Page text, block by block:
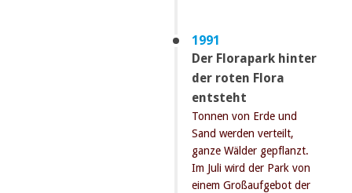
1991
Der Florapark hinter
der roten Flora
entsteht
Tonnen von Erde und
Sand werden verteilt,
ganze Wälder gepflanzt.
Im Juli wird der Park von
einem Großaufgebot der